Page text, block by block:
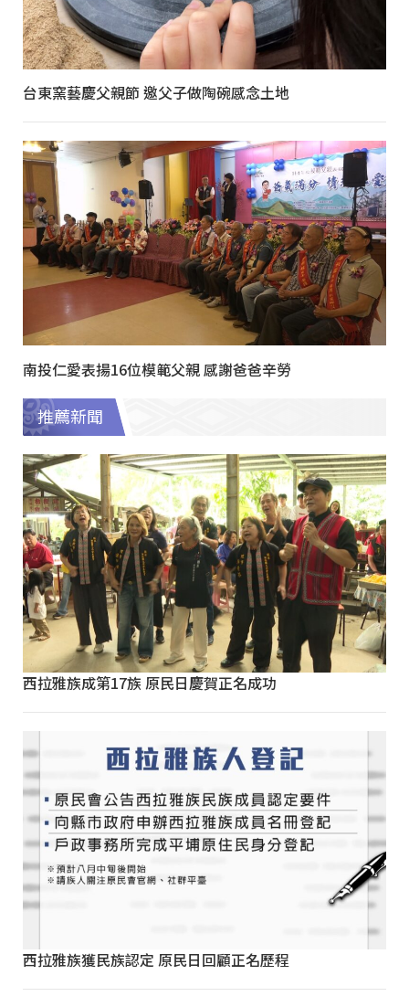
台東窯藝慶父親節 邀父子做陶碗感念土地
南投仁愛表揚16位模範父親 感謝爸爸辛勞
推薦新聞
西拉雅族成第17族 原民日慶賀正名成功
西拉雅族獲民族認定 原民日回顧正名歷程